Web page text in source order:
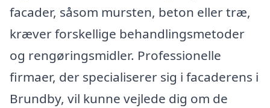
facader, såsom mursten, beton eller træ,
kræver forskellige behandlingsmetoder
og rengøringsmidler. Professionelle
firmaer, der specialiserer sig i facaderens i
Brundby, vil kunne vejlede dig om de